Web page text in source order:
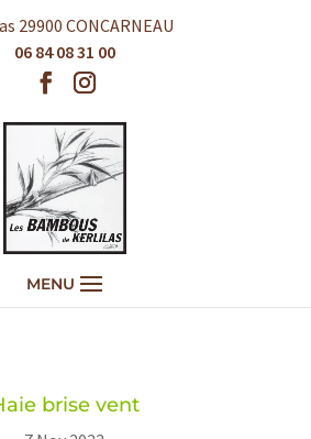
29900 CONCARNEAU
06 84 08 31 00
brise vent